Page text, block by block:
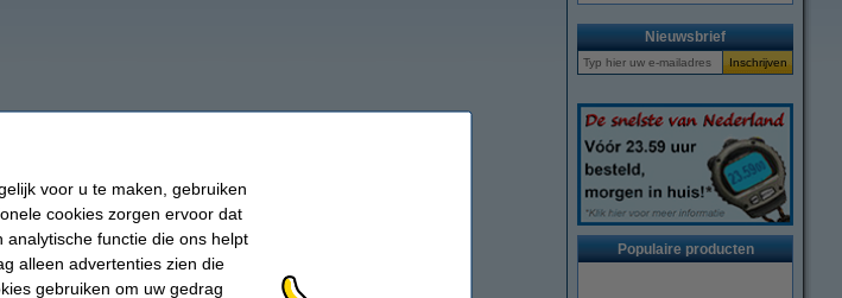
Nieuwsbrief
Populaire producten
voor u te maken, gebruiken
cookies zorgen ervoor dat
functie die ons helpt
alleen advertenties zien die
gebruiken om uw gedrag